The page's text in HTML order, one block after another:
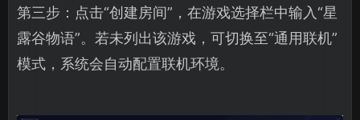
第三步：点击“创建房间”，在游戏选择栏中输入“星
露谷物语”。若未列出该游戏，可切换至“通用联机”
模式，系统会自动配置联机环境。